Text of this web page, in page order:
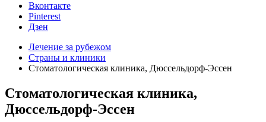
Вконтакте
Pinterest
Дзен
Лечение за рубежом
Страны и клиники
Стоматологическая клиника, Дюссельдорф-Эссен
Стоматологическая клиника,
Дюссельдорф-Эссен